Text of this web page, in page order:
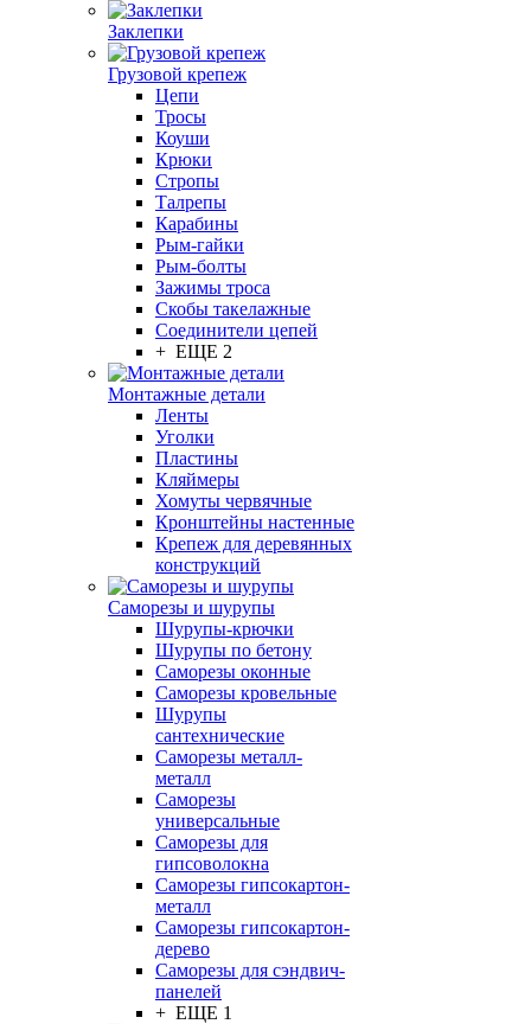
Заклепки
Грузовой крепеж
Цепи
Тросы
Коуши
Крюки
Стропы
Талрепы
Карабины
Рым-гайки
Рым-болты
Зажимы троса
Скобы такелажные
Соединители цепей
+ ЕЩЕ 2
Монтажные детали
Ленты
Уголки
Пластины
Кляймеры
Хомуты червячные
Кронштейны настенные
Крепеж для деревянных
конструкций
Саморезы и шурупы
Шурупы-крючки
Шурупы по бетону
Саморезы оконные
Саморезы кровельные
Шурупы
сантехнические
Саморезы металл-
металл
Саморезы
универсальные
Саморезы для
гипсоволокна
Саморезы гипсокартон-
металл
Саморезы гипсокартон-
дерево
Саморезы для сэндвич-
панелей
+ ЕЩЕ 1